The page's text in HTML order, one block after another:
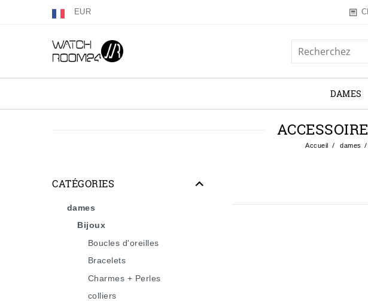
EUR
DAMES
Accueil dames
CATÉGORIES
dames
Bijoux
Boucles d'oreilles
Bracelets
Charmes + Perles
colliers